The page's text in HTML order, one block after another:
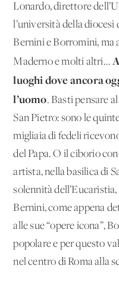
Lonardo, direttore
l’università della diocesi
Bernini e Borromini, ma
Maderno e molti altri...
luoghi dove ancora
l’uomo. Basti pensare
San Pietro: sono le
migliaia di fedeli
del Papa. O il ciborio
artista, nella basilica di
solennità
Bernini, come appena
alle sue “opere icona”,
popolare e per questo
nel centro di Roma alla